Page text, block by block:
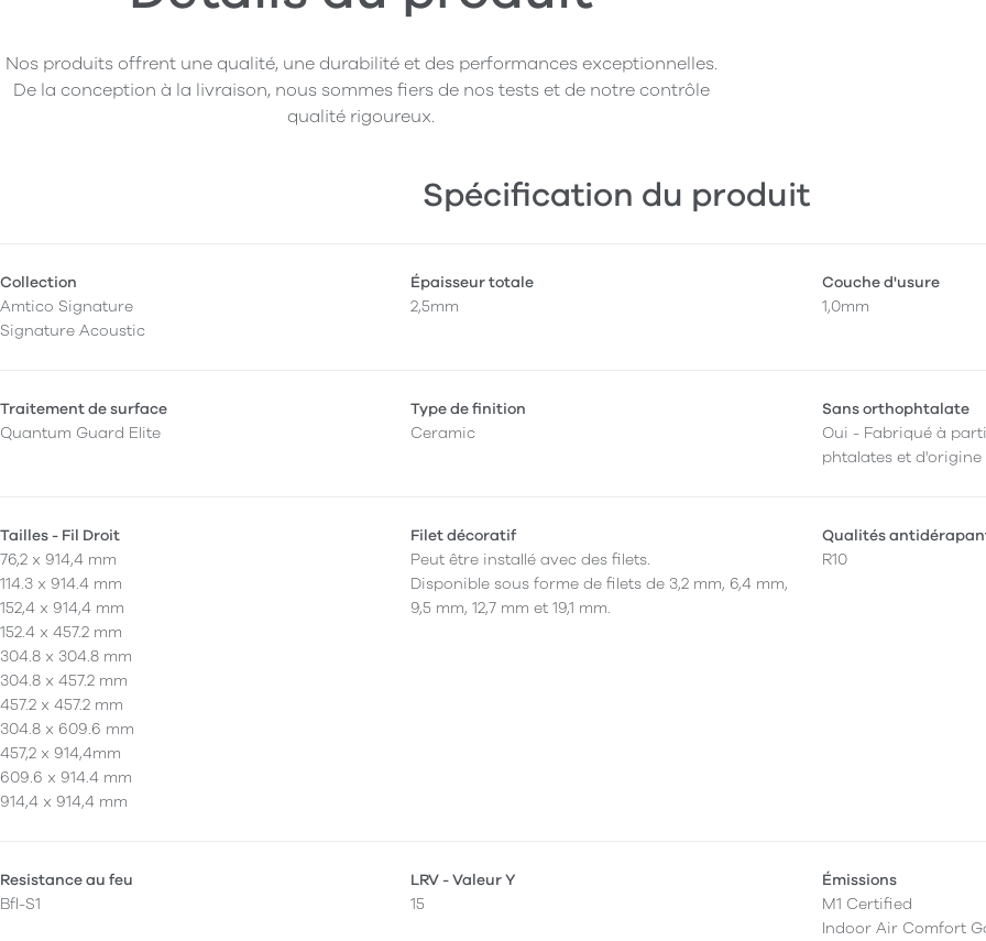
Nos produits offrent une qualité, une durabilité et des performances exceptionnelles.
De la conception à la livraison, nous sommes fiers de nos tests et de notre contrôle
qualité rigoureux.
Spécification du produit
Collection
Amtico Signature
Signature Acoustic
Épaisseur totale
2,5mm
Couche d'usure
1,0mm
Traitement de surface
Quantum Guard Elite
Type de finition
Ceramic
Sans orthophtalate
Oui - Fabriqué à
phtalates et
Tailles - Fil Droit
76,2 x 914,4 mm
114.3 x 914.4 mm
152,4 x 914,4 mm
152.4 x 457.2 mm
304.8 x 304.8 mm
304.8 x 457.2 mm
457.2 x 457.2 mm
304.8 x 609.6 mm
457,2 x 914,4mm
609.6 x 914.4 mm
914,4 x 914,4 mm
Filet décoratif
Peut être installé avec des filets.
Disponible sous forme de filets de 3,2 mm, 6,4 mm,
9,5 mm, 12,7 mm et 19,1 mm.
Qualités
R10
Resistance au feu
Bfl-S1
LRV - Valeur Y
15
Émissions
M1 Certified
Indoor Air Comfort